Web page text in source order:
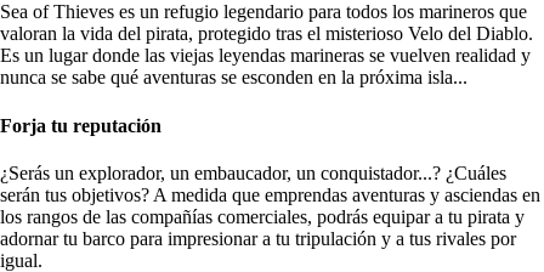
Sea of Thieves es un refugio legendario para todos los marineros que
valoran la vida del pirata, protegido tras el misterioso Velo del Diablo.
Es un lugar donde las viejas leyendas marineras se vuelven realidad y
nunca se sabe qué aventuras se esconden en la próxima isla...
Forja tu reputación
¿Serás un explorador, un embaucador, un conquistador...? ¿Cuáles
serán tus objetivos? A medida que emprendas aventuras y asciendas en
los rangos de las compañías comerciales, podrás equipar a tu pirata y
adornar tu barco para impresionar a tu tripulación y a tus rivales por
igual.